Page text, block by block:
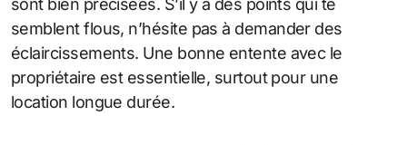
sont bien précisées. S’il y a des points qui te
semblent flous, n’hésite pas à demander des
éclaircissements. Une bonne entente avec le
propriétaire est essentielle, surtout pour une
location longue durée.